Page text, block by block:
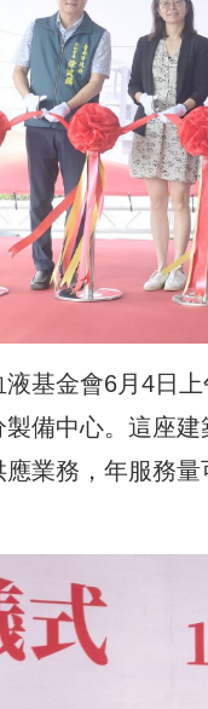
基金會6月4日
備中心。這座
業務，年服務